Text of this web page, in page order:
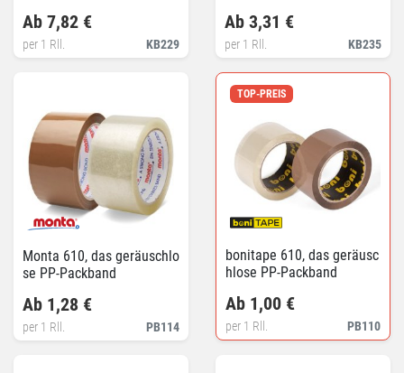
KB229
Ab 7,82 €
per 1 Rll. KB235
Ab 3,31 €
per 1 Rll.
Monta 610, das geräuschlo
se PP-Packband
PB114
Ab 1,28 €
per 1 Rll.
TOP-PREIS
bonitape 610, das geräusc
hlose PP-Packband
PB110
Ab 1,00 €
per 1 Rll.